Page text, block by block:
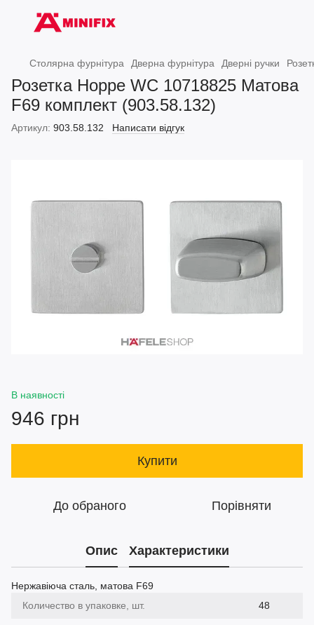
Столярна фурнітура Дверна фурнітура Дверні ручки
Розетка Hoppe WC 10718825 Матова
F69 комплект (903.58.132)
Артикул: 903.58.132 Написати відгук
В наявності
946 грн
Купити
До обраного Порівняти
Опис Характеристики
Нержавіюча сталь, матова F69
Количество в упаковке, шт.
48